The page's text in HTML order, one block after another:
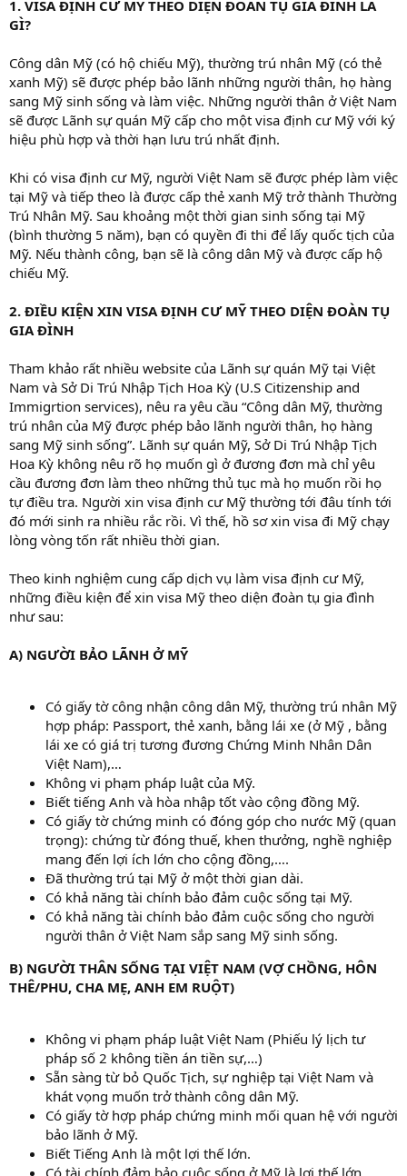
1. VISA ĐỊNH CƯ MỸ THEO DIỆN ĐOÀN TỤ GIA ĐÌNH LÀ
GÌ?
Công dân Mỹ (có hộ chiếu Mỹ), thường trú nhân Mỹ (có thẻ
xanh Mỹ) sẽ được phép bảo lãnh những người thân, họ hàng
sang Mỹ sinh sống và làm việc. Những người thân ở Việt Nam
sẽ được Lãnh sự quán Mỹ cấp cho một visa định cư Mỹ với ký
hiệu phù hợp và thời hạn lưu trú nhất định.
Khi có visa định cư Mỹ, người Việt Nam sẽ được phép làm việc
tại Mỹ và tiếp theo là được cấp thẻ xanh Mỹ trở thành Thường
Trú Nhân Mỹ. Sau khoảng một thời gian sinh sống tại Mỹ
(bình thường 5 năm), bạn có quyền đi thi để lấy quốc tịch của
Mỹ. Nếu thành công, bạn sẽ là công dân Mỹ và được cấp hộ
chiếu Mỹ.
2. ĐIỀU KIỆN XIN VISA ĐỊNH CƯ MỸ THEO DIỆN ĐOÀN TỤ
GIA ĐÌNH
Tham khảo rất nhiều website của Lãnh sự quán Mỹ tại Việt
Nam và Sở Di Trú Nhập Tịch Hoa Kỳ (U.S Citizenship and
Immigrtion services), nêu ra yêu cầu “Công dân Mỹ, thường
trú nhân của Mỹ được phép bảo lãnh người thân, họ hàng
sang Mỹ sinh sống”. Lãnh sự quán Mỹ, Sở Di Trú Nhập Tịch
Hoa Kỳ không nêu rõ họ muốn gì ở đương đơn mà chỉ yêu
cầu đương đơn làm theo những thủ tục mà họ muốn rồi họ
tự điều tra. Người xin visa định cư Mỹ thường tới đâu tính tới
đó mới sinh ra nhiều rắc rồi. Vì thế, hồ sơ xin visa đi Mỹ chạy
lòng vòng tốn rất nhiều thời gian.
Theo kinh nghiệm cung cấp dịch vụ làm visa định cư Mỹ,
những điều kiện để xin visa Mỹ theo diện đoàn tụ gia đình
như sau:
A) NGƯỜI BẢO LÃNH Ở MỸ
Có giấy tờ công nhận công dân Mỹ, thường trú nhân Mỹ
hợp pháp: Passport, thẻ xanh, bằng lái xe (ở Mỹ , bằng
lái xe có giá trị tương đương Chứng Minh Nhân Dân
Việt Nam),…
Không vi phạm pháp luật của Mỹ.
Biết tiếng Anh và hòa nhập tốt vào cộng đồng Mỹ.
Có giấy tờ chứng minh có đóng góp cho nước Mỹ (quan
trọng): chứng từ đóng thuế, khen thưởng, nghề nghiệp
mang đến lợi ích lớn cho cộng đồng,….
Đã thường trú tại Mỹ ở một thời gian dài.
Có khả năng tài chính bảo đảm cuộc sống tại Mỹ.
Có khả năng tài chính bảo đảm cuộc sống cho người
người thân ở Việt Nam sắp sang Mỹ sinh sống.
B) NGƯỜI THÂN SỐNG TẠI VIỆT NAM (VỢ CHỒNG, HÔN
THÊ/PHU, CHA MẸ, ANH EM RUỘT)
Không vi phạm pháp luật Việt Nam (Phiếu lý lịch tư
pháp số 2 không tiền án tiền sự,…)
Sẵn sàng từ bỏ Quốc Tịch, sự nghiệp tại Việt Nam và
khát vọng muốn trở thành công dân Mỹ.
Có giấy tờ hợp pháp chứng minh mối quan hệ với người
bảo lãnh ở Mỹ.
Biết Tiếng Anh là một lợi thế lớn.
Có tài chính đảm bảo cuộc sống ở Mỹ là lợi thế lớn.